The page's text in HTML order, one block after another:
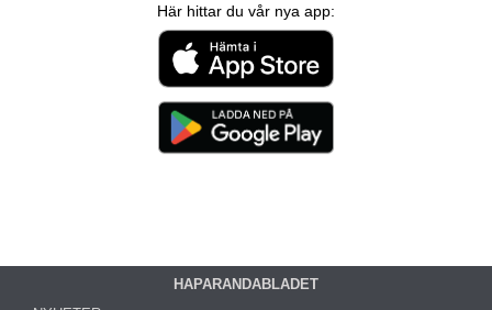
Här hittar du vår nya app:
HAPARANDABLADET